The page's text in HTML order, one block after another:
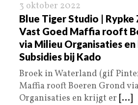
3 oktober 2022
Blue Tiger Studio | Rypke
Vast Goed Maffia rooft
via Milieu Organisaties
Subsidies bij Kado
Broek in Waterland (gif
Maffia rooft Boeren Grond
Organisaties en krijgt er [...]